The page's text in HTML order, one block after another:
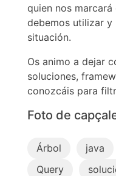
quien nos
debemos utilizar y
situación.
Os animo a dejar
soluciones,
conozcáis para
Foto de
Árbol java
Query